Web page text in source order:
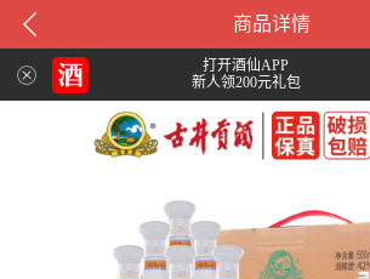
商品详情
打开酒仙APP
新人领200元礼包